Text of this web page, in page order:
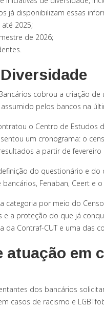
já disponibilizam essas
2025;
de 2026;
cobrou a criação
pelos bancos na
o Centro de Estudos
um cronograma: o
a partir de fevereiro
do questionário e do
Fenaban, Ceert e o
categoria por meio do
e a proteção do que já
da Contraf-CUT e uma
atuação em
dos bancários
casos de racismo e